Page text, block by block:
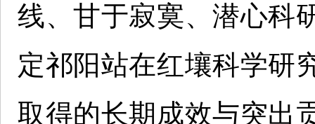
线、甘于寂寞、潜心科
定祁阳站在红壤科学研
取得的长期成效与突出